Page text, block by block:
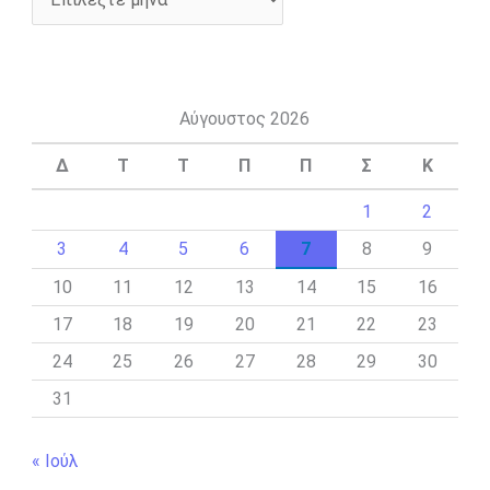
Αύγουστος 2026
Δ Τ Τ Π Π Σ Κ
1
2
3
4 5 6 7 8
9
10
11 12 13 14 15
16
17
18 19 20 21 22
23
24
25 26 27 28 29
30
31
« Ιούλ